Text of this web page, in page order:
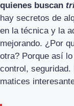
quienes buscan
hay secretos de
en la técnica y la
mejorando. ¿Por
otra? Porque así
control,
matices